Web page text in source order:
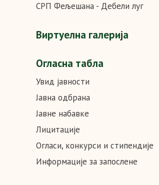
СРП Фељешана - Дебели луг
Виртуелна галерија
Огласна табла
Увид јавности
Јавна одбрана
Јавне набавке
Лицитације
Огласи, конкурси и стипендије
Информације за запослене